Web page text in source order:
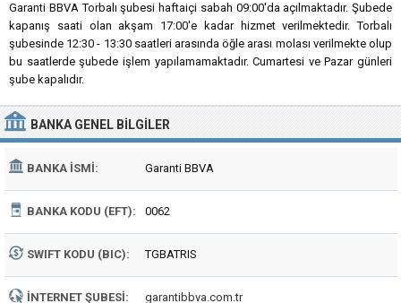
Garanti BBVA Torbalı şubesi haftaiçi sabah 09:00'da açılmaktadır. Şubede
kapanış saati olan akşam 17:00'e kadar hizmet verilmektedir. Torbalı
şubesinde 12:30 - 13:30 saatleri arasında öğle arası molası verilmekte olup
bu saatlerde şubede işlem yapılamamaktadır. Cumartesi ve Pazar günleri
şube kapalıdır.
BANKA GENEL BILGILER
BANKA İSMI: Garanti BBVA
BANKA KODU (EFT): 0062
SWIFT KODU (BIC): TGBATRIS
İNTERNET ŞUBESI: garantibbva.com.tr